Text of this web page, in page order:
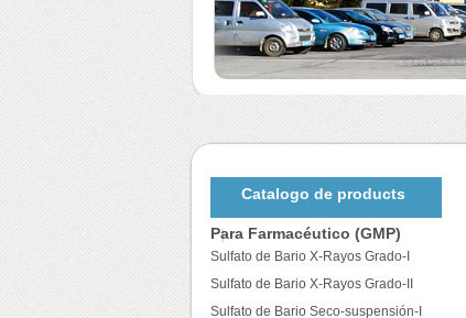
Catalogo de products
Para Farmacéutico (GMP)
Sulfato de Bario X-Rayos Grado-I
Sulfato de Bario X-Rayos Grado-II
Sulfato de Bario Seco-suspensión-I